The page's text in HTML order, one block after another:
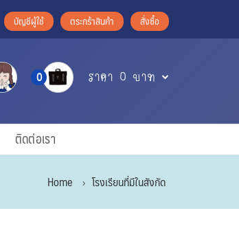
บัญชีผู้ใช้ ตระกร้าสินค้า สั่งซื้อ
0 ราคา 0 บาท
ติดต่อเรา
Home โรงเรียนที่มีในสังกัด